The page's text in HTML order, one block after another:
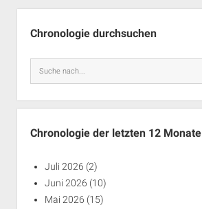
Chronologie durchsuchen
Chronologie der letzten 12 Monate
Juli 2026 (2)
Juni 2026 (10)
Mai 2026 (15)